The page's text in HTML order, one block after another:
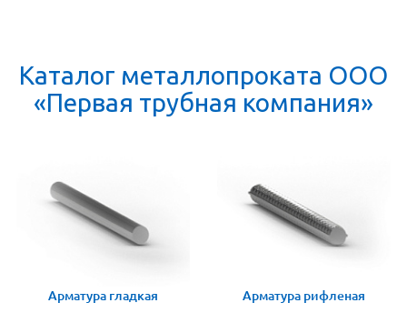
Каталог металлопроката ООО
«Первая трубная компания»
Арматура гладкая Арматура рифленая